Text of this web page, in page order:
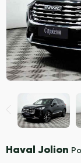
Haval Jolion